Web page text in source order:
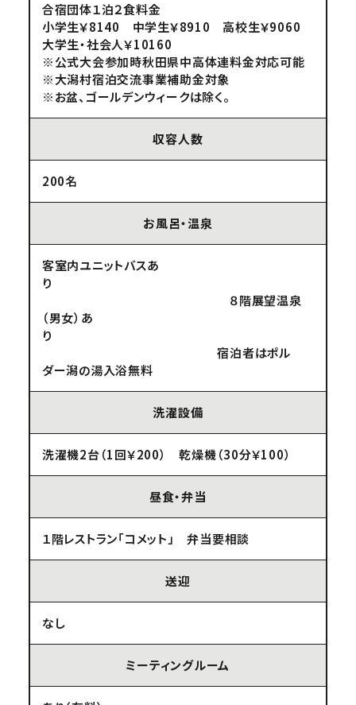
合宿団体１泊２食料金
小学生￥8140 中学生￥8910 高校生￥9060
大学生・社会人￥10160
※公式大会参加時秋田県中高体連料金対応可能
※大潟村宿泊交流事業補助金対象
※お盆、ゴールデンウィークは除く。
収容人数
200名
お風呂・温泉
客室内ユニットバスあ
り
８階展望温泉
（男女）あ
り
宿泊者はポル
ダー潟の湯入浴無料
洗濯設備
洗濯機2台（1回￥200） 乾燥機（30分￥100）
昼食・弁当
１階レストラン「コメット」 弁当要相談
送迎
なし
ミーティングルーム